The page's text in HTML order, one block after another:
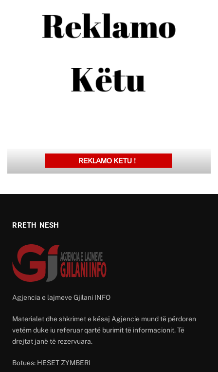
RRETH NESH
Agjencia e lajmeve Gjilani INFO
Materialet dhe shkrimet e kësaj Agjencie mund të përdoren
vetëm duke iu referuar qartë burimit të informacionit. Të
drejtat janë të rezervuara.
Botues: HESET ZYMBERI